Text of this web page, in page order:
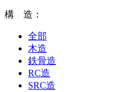
構 造：
全部
木造
鉄骨造
RC造
SRC造